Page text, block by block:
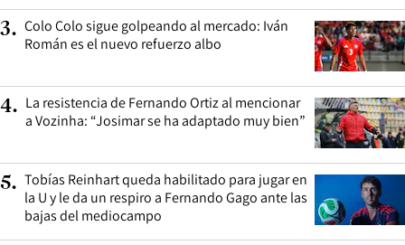
3. Colo Colo sigue golpeando al mercado: Iván
Román es el nuevo refuerzo albo
4. La resistencia de Fernando Ortiz al mencionar
a Vozinha: “Josimar se ha adaptado muy bien”
5. Tobías Reinhart queda habilitado para jugar en
la U y le da un respiro a Fernando Gago ante las
bajas del mediocampo